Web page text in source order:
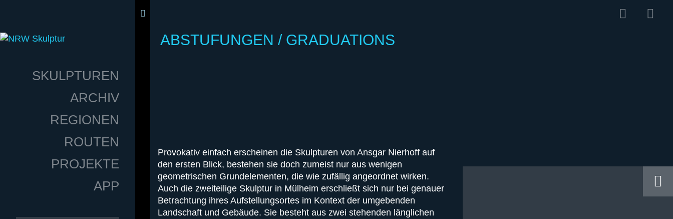
SKULPTUREN
ARCHIV
REGIONEN
ROUTEN
PROJEKTE
APP
ABSTUFUNGEN / GRADUATIONS
Provokativ einfach erscheinen die Skulpturen von Ansgar Nierhoff auf
den ersten Blick, bestehen sie doch zumeist nur aus wenigen
geometrischen Grundelementen, die wie zufällig angeordnet wirken.
Auch die zweiteilige Skulptur in Mülheim erschließt sich nur bei genauer
Betrachtung ihres Aufstellungsortes im Kontext der umgebenden
Landschaft und Gebäude. Sie besteht aus zwei stehenden länglichen